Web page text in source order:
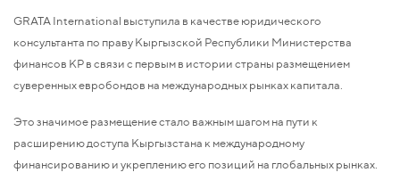
GRATA International выступила в качестве юридического
консультанта по праву Кыргызской Республики Министерства
финансов КР в связи с первым в истории страны размещением
суверенных евробондов на международных рынках капитала.
Это значимое размещение стало важным шагом на пути к
расширению доступа Кыргызстана к международному
финансированию и укреплению его позиций на глобальных рынках.